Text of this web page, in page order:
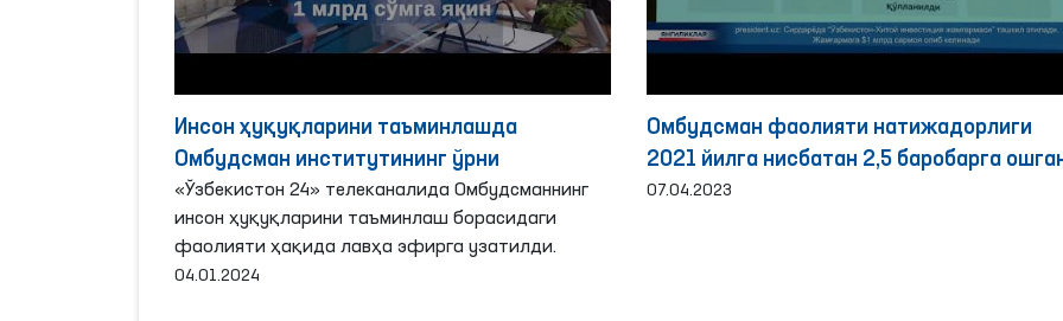
Инсон ҳуқуқларини таъминлашда
Омбудсман институтининг ўрни
«Ўзбекистон 24» телеканалида Омбудсманнинг
инсон ҳуқуқларини таъминлаш борасидаги
фаолияти ҳақида лавҳа эфирга узатилди.
04.01.2024
Омбудсман фаолияти натижадорлиги
2021 йилга нисбатан 2,5 баробарга
07.04.2023